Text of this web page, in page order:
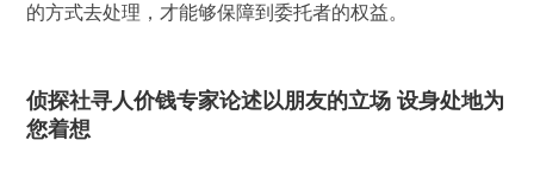
的方式去处理，才能够保障到委托者的权益。
侦探社寻人价钱专家论述以朋友的立场 设身处地为
您着想